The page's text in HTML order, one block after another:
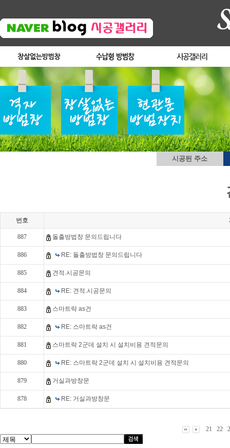
시공된 주소
번호
887 돌출방법창 문의드립니다
886 RE: 돌출방법창 문의드립니다
885 견적.시공문의
884 RE: 견적.시공문의
883 스마트락 as건
882 RE: 스마트락 as건
881 스마트락 2군데 설치 시 설치비용 견적문의
880 RE: 스마트락 2군데 설치 시 설치비용 견적문의
879 거실과방창문
878 RE: 거실과방창문
21 22